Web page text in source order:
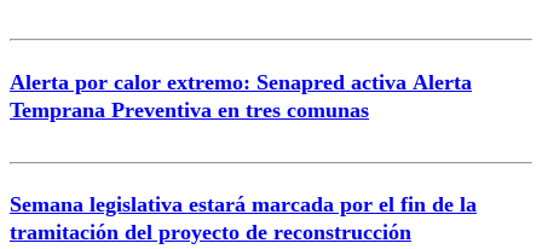
Alerta por calor extremo: Senapred activa Alerta
Temprana Preventiva en tres comunas
Semana legislativa estará marcada por el fin de la
tramitación del proyecto de reconstrucción